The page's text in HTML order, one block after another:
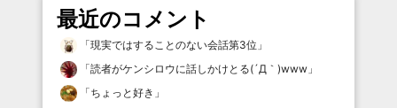
最近のコメント
「現実ではすることのない会話第3位 」
「読者がケンシロウに話しかけとる(´Д｀)www 」
「ちょっと好き 」